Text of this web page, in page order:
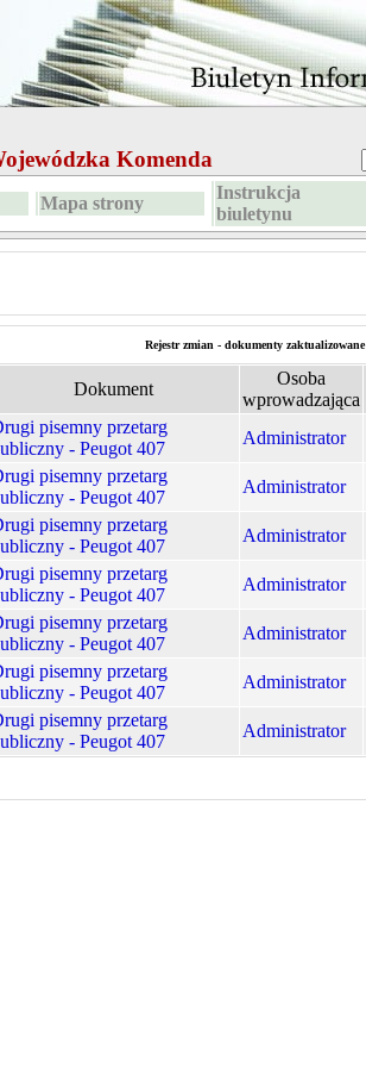
Komenda
Mapa strony
Instrukcja
biuletynu
Rejestr zmian - dokumenty zaktualizowane
Dokument
Osoba
wprowadzająca
pisemny przetarg
- Peugot 407
Administrator
pisemny przetarg
- Peugot 407
Administrator
pisemny przetarg
- Peugot 407
Administrator
pisemny przetarg
- Peugot 407
Administrator
pisemny przetarg
- Peugot 407
Administrator
pisemny przetarg
- Peugot 407
Administrator
pisemny przetarg
- Peugot 407
Administrator